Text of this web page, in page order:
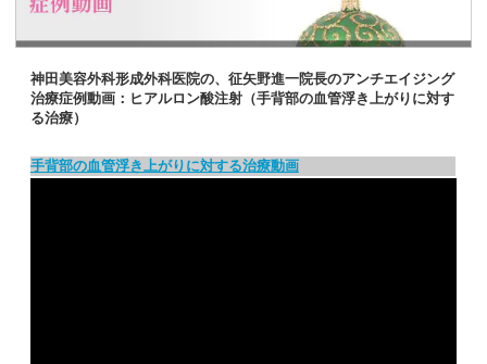
神田美容外科形成外科医院の、征矢野進一院長のアンチエイジング
治療症例動画：ヒアルロン酸注射（手背部の血管浮き上がりに対す
る治療）
手背部の血管浮き上がりに対する治療動画